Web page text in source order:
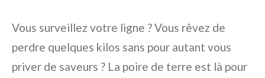
Vous surveillez votre ligne ? Vous rêvez de
perdre quelques kilos sans pour autant vous
priver de saveurs ? La poire de terre est là pour